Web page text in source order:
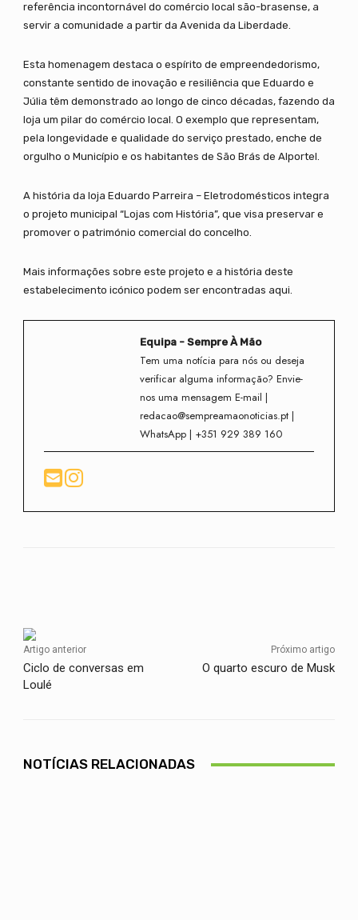
referência incontornável do comércio local são-brasense, a
servir a comunidade a partir da Avenida da Liberdade.
Esta homenagem destaca o espírito de empreendedorismo,
constante sentido de inovação e resiliência que Eduardo e
Júlia têm demonstrado ao longo de cinco décadas, fazendo da
loja um pilar do comércio local. O exemplo que representam,
pela longevidade e qualidade do serviço prestado, enche de
orgulho o Município e os habitantes de São Brás de Alportel.
A história da loja Eduardo Parreira – Eletrodomésticos integra
o projeto municipal “Lojas com História”, que visa preservar e
promover o património comercial do concelho.
Mais informações sobre este projeto e a história deste
estabelecimento icónico podem ser encontradas aqui.
Equipa - Sempre À Mão
Tem uma notícia para nós ou deseja
verificar alguma informação? Envie-
nos uma mensagem E-mail |
redacao@sempreamaonoticias.pt |
WhatsApp | +351 929 389 160
Artigo anterior
Ciclo de conversas em
Loulé
Próximo artigo
O quarto escuro de Musk
NOTÍCIAS RELACIONADAS